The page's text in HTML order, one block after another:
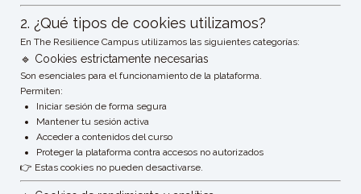
2. ¿Qué tipos de cookies utilizamos?
En The Resilience Campus utilizamos las siguientes categorías:
🔹 Cookies estrictamente necesarias
Son esenciales para el funcionamiento de la plataforma.
Permiten:
Iniciar sesión de forma segura
Mantener tu sesión activa
Acceder a contenidos del curso
Proteger la plataforma contra accesos no autorizados
👉 Estas cookies no pueden desactivarse.